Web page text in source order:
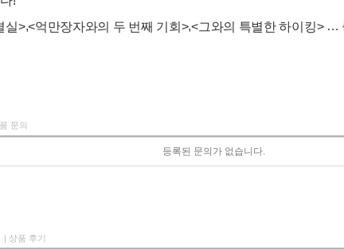
실>,<억만장자와의 두 번째 기회>,<그와의 특별한 하이킹> …
문의
등록된 문의가 없습니다.
| 상품 후기